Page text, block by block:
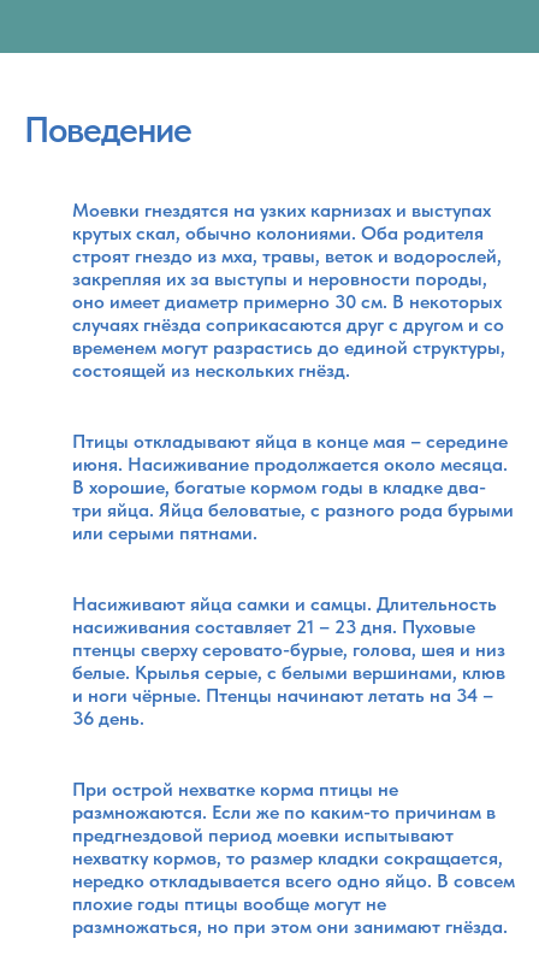
Поведение
Моевки гнездятся на узких карнизах и выступах
крутых скал, обычно колониями. Оба родителя
строят гнездо из мха, травы, веток и водорослей,
закрепляя их за выступы и неровности породы,
оно имеет диаметр примерно 30 см. В некоторых
случаях гнёзда соприкасаются друг с другом и со
временем могут разрастись до единой структуры,
состоящей из нескольких гнёзд.
Птицы откладывают яйца в конце мая – середине
июня. Насиживание продолжается около месяца.
В хорошие, богатые кормом годы в кладке два-
три яйца. Яйца беловатые, с разного рода бурыми
или серыми пятнами.
Насиживают яйца самки и самцы. Длительность
насиживания составляет 21 – 23 дня. Пуховые
птенцы сверху серовато-бурые, голова, шея и низ
белые. Крылья серые, с белыми вершинами, клюв
и ноги чёрные. Птенцы начинают летать на 34 –
36 день.
При острой нехватке корма птицы не
размножаются. Если же по каким-то причинам в
предгнездовой период моевки испытывают
нехватку кормов, то размер кладки сокращается,
нередко откладывается всего одно яйцо. В совсем
плохие годы птицы вообще могут не
размножаться, но при этом они занимают гнёзда.